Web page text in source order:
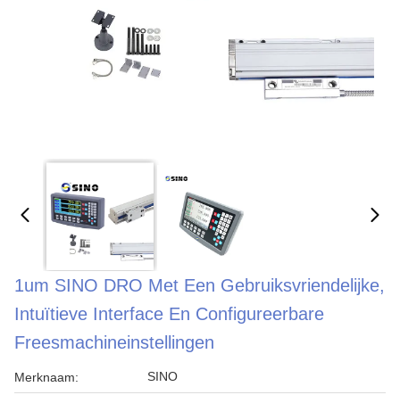
1um SINO DRO Met Een Gebruiksvriendelijke,
Intuïtieve Interface En Configureerbare
Freesmachineinstellingen
Merknaam: SINO